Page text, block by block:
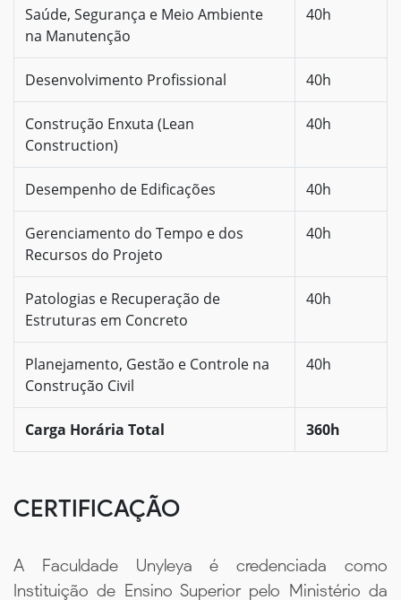
Saúde, Segurança e Meio Ambiente
na Manutenção
40h
Desenvolvimento Profissional 40h
Construção Enxuta (Lean
Construction)
40h
Desempenho de Edificações 40h
Gerenciamento do Tempo e dos
Recursos do Projeto
40h
Patologias e Recuperação de
Estruturas em Concreto
40h
Planejamento, Gestão e Controle na
Construção Civil
40h
Carga Horária Total 360h
CERTIFICAÇÃO
A Faculdade Unyleya é credenciada como
Instituição de Ensino Superior pelo Ministério da